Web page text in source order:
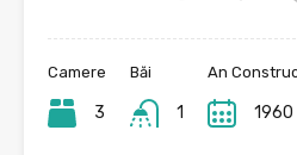
Camere
3
Băi
1
An
1960